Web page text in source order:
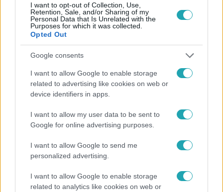
I want to opt-out of Collection, Use,
Retention, Sale, and/or Sharing of my
Personal Data that Is Unrelated with the
Purposes for which it was collected.
Opted Out
Google consents
I want to allow Google to enable storage
related to advertising like cookies on web or
device identifiers in apps.
I want to allow my user data to be sent to
Google for online advertising purposes.
I want to allow Google to send me
personalized advertising.
I want to allow Google to enable storage
related to analytics like cookies on web or
Népszerű